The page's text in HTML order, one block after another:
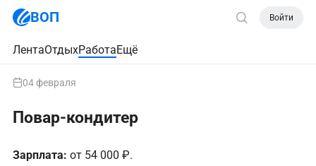
ВОП Войти
ЛентаОтдыхРаботаЕщё
04 февраля
Повар-кондитер
Зарплата: от 54 000 ₽.